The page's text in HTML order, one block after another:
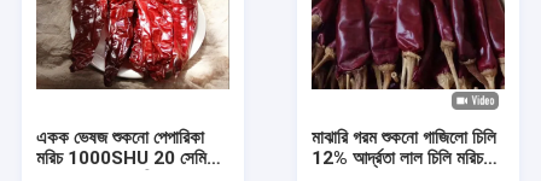
একক ভেষজ শুকনো পেপারিকা
মরিচ 1000SHU 20 সেমি
মাঝারি গরম শুকনো গাজিলো চিলি
12% আর্দ্রতা লাল চিলি মরিচ